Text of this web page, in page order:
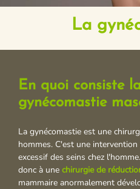
La
En quoi consiste
gynécomastie
La gynécomastie est une
hommes. C'est une
excessif des seins chez
donc à une chirurgie de
mammaire anormalement